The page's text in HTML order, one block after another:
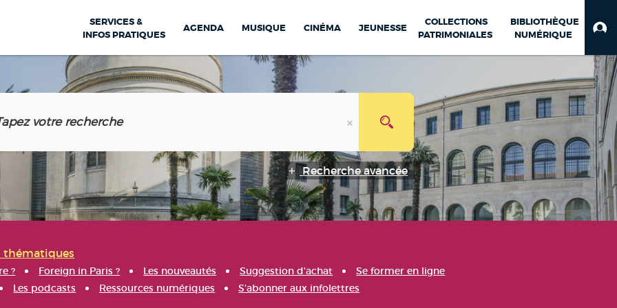
SERVICES &
INFOS PRATIQUES
AGENDA MUSIQUE CINÉMA JEUNESSE
COLLECTIONS
PATRIMONIALES
BIBLIOTHÈQUE
NUMÉRIQUE
Recherche avancée
thématiques
? Foreign in Paris ? Les nouveautés Suggestion d'achat
Se former en ligne
Les podcasts Ressources numériques S'abonner aux infolettres